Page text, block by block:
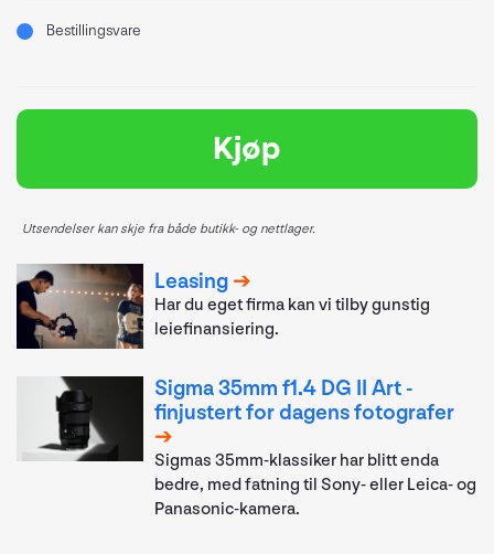
Bestillingsvare
Kjøp
Utsendelser kan skje fra både butikk- og nettlager.
Leasing
Har du eget firma kan vi tilby gunstig
leiefinansiering.
Sigma 35mm f1.4 DG II Art -
finjustert for dagens fotografer
Sigmas 35mm-klassiker har blitt enda
bedre, med fatning til Sony- eller Leica- og
Panasonic-kamera.